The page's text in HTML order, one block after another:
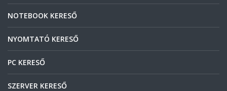
NOTEBOOK KERESŐ
NYOMTATÓ KERESŐ
PC KERESŐ
SZERVER KERESŐ